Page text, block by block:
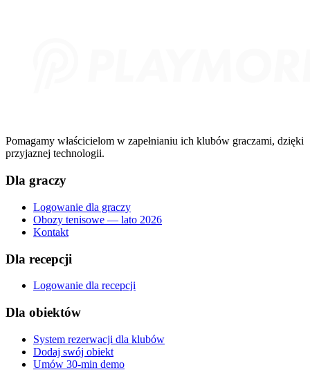
Pomagamy właścicielom w zapełnianiu ich klubów graczami, dzięki
przyjaznej technologii.
Dla graczy
Logowanie dla graczy
Obozy tenisowe — lato 2026
Kontakt
Dla recepcji
Logowanie dla recepcji
Dla obiektów
System rezerwacji dla klubów
Dodaj swój obiekt
Umów 30-min demo